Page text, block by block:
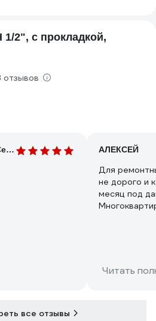
2", с прокладкой,
отзывов
пономарев алексей Сергеевичь АЛЕКСЕЙ
Для
не дорого и
месяц под
Читать
все отзывы